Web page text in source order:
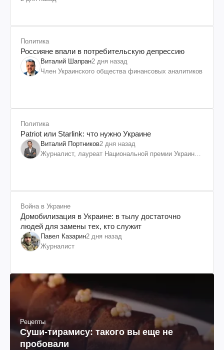
Политика
Россияне впали в потребительскую депрессию
Виталий Шапран2 дня назад
Член Украинского общества финансовых аналитиков
Политика
Patriot или Starlink: что нужно Украине
Виталий Портников2 дня назад
Журналист, лауреат Национальной премии Украины
Война в Украине
Домобилизация в Украине: в тылу достаточно
людей для замены тех, кто служит
Павел Казарин2 дня назад
Журналист
Рецепты
Суши-тирамису: такого вы еще не
пробовали